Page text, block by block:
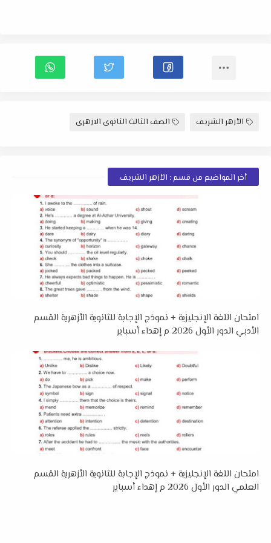
الأزهر الشريف الصف الثالث الثانوى الازهرى
أخر المواضيع من قسم : الأزهر الشريف
امتحان اللغة الإنجليزية + نموذج الإجابة للثانوية الأزهرية القسم
الأدبي الدور الأول 2026 م إهداء أسباير
امتحان اللغة الإنجليزية + نموذج الإجابة للثانوية الأزهرية القسم
العلمي الدور الأول 2026 م إهداء أسباير